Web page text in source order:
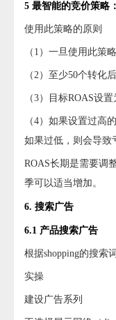
5 最智能的竞价策略
使用此策略的原则
（1）一旦使用此策
（2）至少50个转化
（3）目标ROAS设
（4）如果设置过高
如果过低，则会导致
ROAS长期是需要调
季可以适当增加。
6. 搜索广告
6.1 产品搜索广告
根据shopping的搜索
实操
建设广告系列